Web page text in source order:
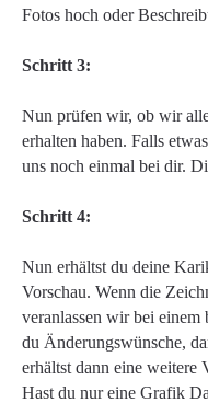
Fotos hoch oder
Schritt 3:
Nun prüfen wir, ob wir
erhalten haben. Falls
uns noch einmal bei dir.
Schritt 4:
Nun erhältst du deine
Vorschau. Wenn die
veranlassen wir bei einem
du Änderungswünsche,
erhältst dann eine weitere
Hast du nur eine Grafik